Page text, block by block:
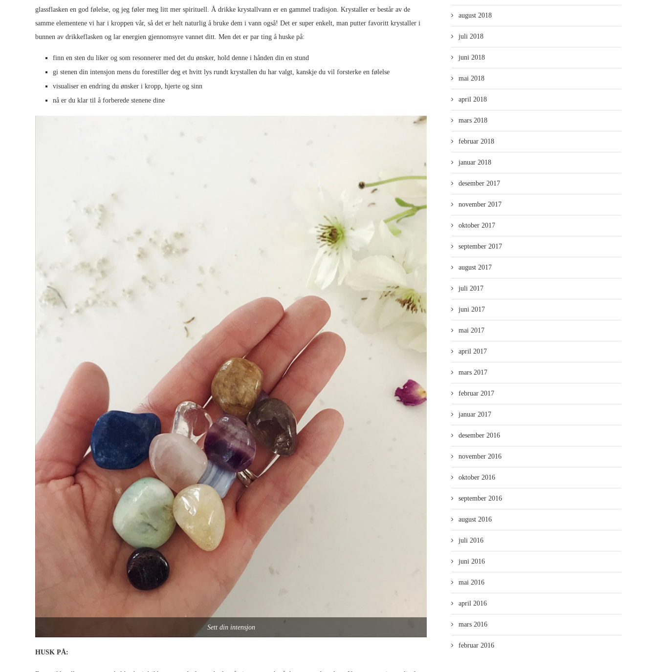
glassflasken en god følelse, og jeg føler meg litt mer spirituell. Å drikke krystallvann er en gammel tradisjon. Krystaller er består av de
samme elementene vi har i kroppen vår, så det er helt naturlig å bruke dem i vann også! Det er super enkelt, man putter favoritt krystaller i
bunnen av drikkeflasken og lar energien gjennomsyre vannet ditt. Men det er par ting å huske på:
finn en sten du liker og som resonnerer med det du ønsker, hold denne i hånden din en stund
gi stenen din intensjon mens du forestiller deg et hvitt lys rundt krystallen du har valgt, kanskje du vil forsterke en følelse
visualiser en endring du ønsker i kropp, hjerte og sinn
nå er du klar til å forberede stenene dine
Sett din intensjon
HUSK PÅ:
august 2018
juli 2018
juni 2018
mai 2018
april 2018
mars 2018
februar 2018
januar 2018
desember 2017
november 2017
oktober 2017
september 2017
august 2017
juli 2017
juni 2017
mai 2017
april 2017
mars 2017
februar 2017
januar 2017
desember 2016
november 2016
oktober 2016
september 2016
august 2016
juli 2016
juni 2016
mai 2016
april 2016
mars 2016
februar 2016